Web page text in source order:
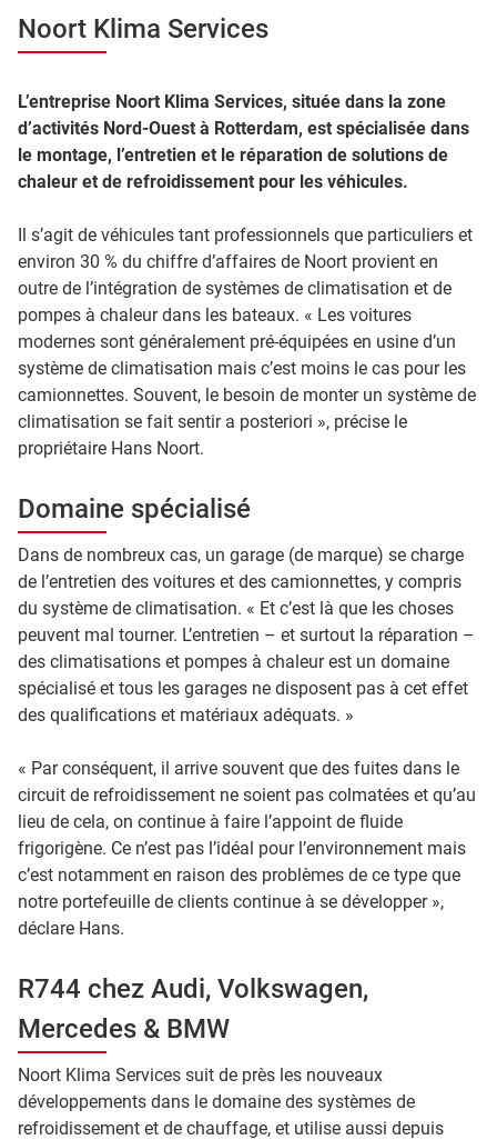
Noort Klima Services
L’entreprise Noort Klima Services, située dans la zone
d’activités Nord-Ouest à Rotterdam, est spécialisée dans
le montage, l’entretien et le réparation de solutions de
chaleur et de refroidissement pour les véhicules.
Il s’agit de véhicules tant professionnels que particuliers et
environ 30 % du chiffre d’affaires de Noort provient en
outre de l’intégration de systèmes de climatisation et de
pompes à chaleur dans les bateaux. « Les voitures
modernes sont généralement pré-équipées en usine d’un
système de climatisation mais c’est moins le cas pour les
camionnettes. Souvent, le besoin de monter un système de
climatisation se fait sentir a posteriori », précise le
propriétaire Hans Noort.
Domaine spécialisé
Dans de nombreux cas, un garage (de marque) se charge
de l’entretien des voitures et des camionnettes, y compris
du système de climatisation. « Et c’est là que les choses
peuvent mal tourner. L’entretien – et surtout la réparation –
des climatisations et pompes à chaleur est un domaine
spécialisé et tous les garages ne disposent pas à cet effet
des qualifications et matériaux adéquats. »
« Par conséquent, il arrive souvent que des fuites dans le
circuit de refroidissement ne soient pas colmatées et qu’au
lieu de cela, on continue à faire l’appoint de fluide
frigorigène. Ce n’est pas l’idéal pour l’environnement mais
c’est notamment en raison des problèmes de ce type que
notre portefeuille de clients continue à se développer »,
déclare Hans.
R744 chez Audi, Volkswagen,
Mercedes & BMW
Noort Klima Services suit de près les nouveaux
développements dans le domaine des systèmes de
refroidissement et de chauffage, et utilise aussi depuis